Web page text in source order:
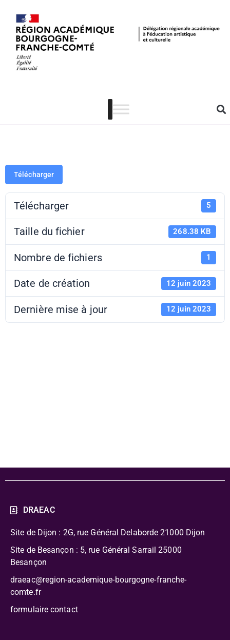
Prix Jean
Renoir –
présentation
Télécharger
Télécharger 5
Taille du fichier 268.38 KB
Nombre de fichiers 1
Date de création 12 juin 2023
Dernière mise à jour 12 juin 2023
DRAEAC
Site de Dijon : 2G, rue Général Delaborde 21000 Dijon
Site de Besançon : 5, rue Général Sarrail 25000
Besançon
draeac@region-academique-bourgogne-franche-
comte.fr
formulaire contact